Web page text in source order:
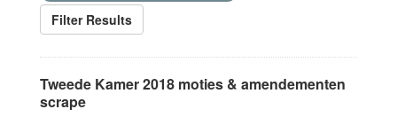
Filter Results
Tweede Kamer 2018 moties & amendementen
scrape